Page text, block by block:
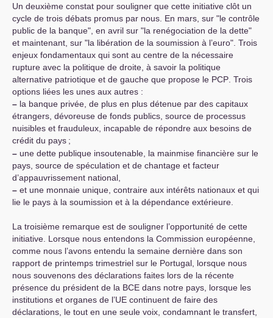
Un deuxième constat pour souligner que cette initiative clôt un
cycle de trois débats promus par nous. En mars, sur "le contrôle
public de la banque", en avril sur "la renégociation de la dette"
et maintenant, sur "la libération de la soumission à l’euro". Trois
enjeux fondamentaux qui sont au centre de la nécessaire
rupture avec la politique de droite, à savoir la politique
alternative patriotique et de gauche que propose le PCP . Trois
options liées les unes aux autres :
– la banque privée, de plus en plus détenue par des capitaux
étrangers, dévoreuse de fonds publics, source de processus
nuisibles et frauduleux, incapable de répondre aux besoins de
crédit du pays ;
– une dette publique insoutenable, la mainmise financière sur le
pays, source de spéculation et de chantage et facteur
d’appauvrissement national,
– et une monnaie unique, contraire aux intérêts nationaux et qui
lie le pays à la soumission et à la dépendance extérieure.
La troisième remarque est de souligner l’opportunité de cette
initiative. Lorsque nous entendons la Commission européenne,
comme nous l’avons entendu la semaine dernière dans son
rapport de printemps trimestriel sur le Portugal, lorsque nous
nous souvenons des déclarations faites lors de la récente
présence du président de la BCE dans notre pays, lorsque les
institutions et organes de l’UE continuent de faire des
déclarations, le tout en une seule voix, condamnant le transfert,